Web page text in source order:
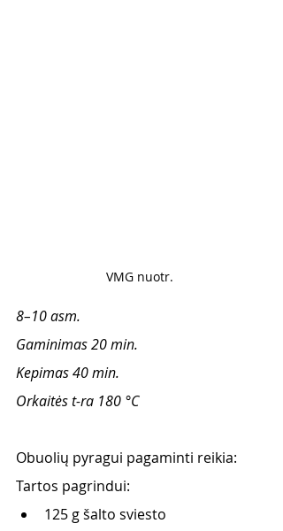
VMG nuotr.
8–10 asm.
Gaminimas 20 min.
Kepimas 40 min.
Orkaitės t-ra 180 °C
Obuolių pyragui pagaminti reikia:
Tartos pagrindui:
125 g šalto sviesto